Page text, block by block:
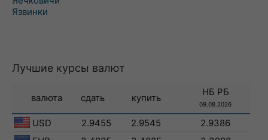
Язвинки
Лучшие курсы валют
валюта сдать купить
НБ РБ
09.08.2026
USD 2.9455 2.9545
2.9386